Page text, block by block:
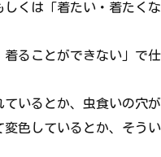
くは「着たい・着たく
ることができない」で
いるとか、虫食いの穴
色しているとか、そう